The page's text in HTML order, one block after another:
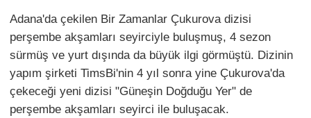
Adana'da çekilen Bir Zamanlar Çukurova dizisi
perşembe akşamları seyirciyle buluşmuş, 4 sezon
sürmüş ve yurt dışında da büyük ilgi görmüştü. Dizinin
yapım şirketi TimsBi'nin 4 yıl sonra yine Çukurova'da
çekeceği yeni dizisi "Güneşin Doğduğu Yer" de
perşembe akşamları seyirci ile buluşacak.